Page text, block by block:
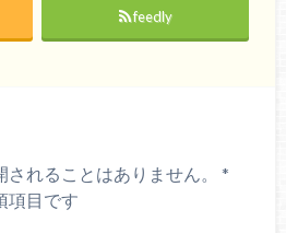
feedly
れることはありません。
*
項目です